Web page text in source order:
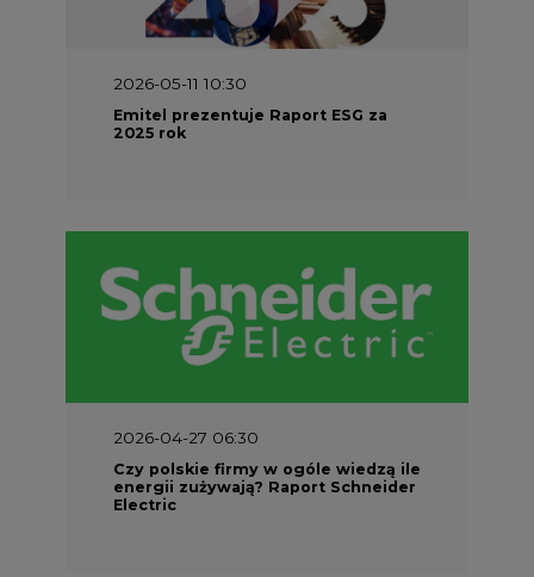
2026-05-11 10:30
Emitel prezentuje Raport ESG za
2025 rok
2026-04-27 06:30
Czy polskie firmy w ogóle wiedzą ile
energii zużywają? Raport Schneider
Electric